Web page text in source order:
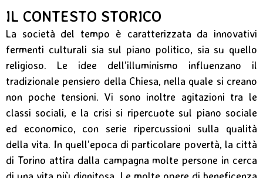
IL CONTESTO STORICO
La società del tempo è caratterizzata da innovativi
fermenti culturali sia sul piano politico, sia su quello
religioso. Le idee dell’illuminismo influenzano il
tradizionale pensiero della Chiesa, nella quale si creano
non poche tensioni. Vi sono inoltre agitazioni tra le
classi sociali, e la crisi si ripercuote sul piano sociale
ed economico, con serie ripercussioni sulla qualità
della vita. In quell’epoca di particolare povertà, la città
di Torino attira dalla campagna molte persone in cerca
di una vita più dignitosa. Le molte opere di beneficenza